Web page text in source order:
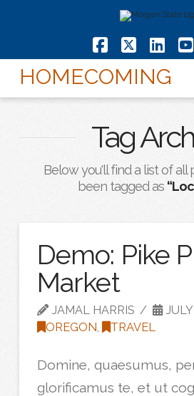
Facebook
X
HOMECOMING
Tag
Below you'll find a list of all
been tagged as
Demo: Pike
Market
JAMAL HARRIS
JULY
OREGON
TRAVEL
Domine, quaesumus,
glorificamus te, et ut